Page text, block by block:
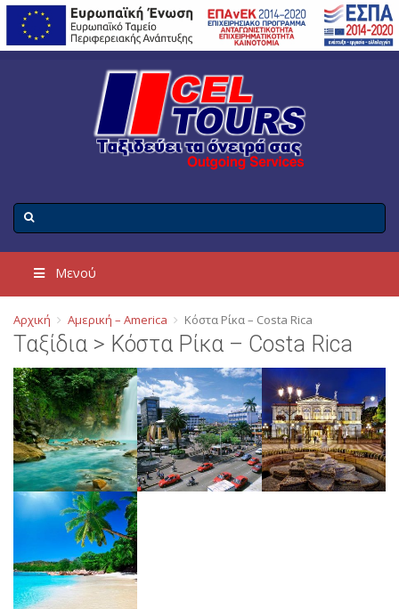
Μενού
Αρχική Αμερική – America Κόστα Ρίκα – Costa Rica
Ταξίδια > Κόστα Ρίκα – Costa Rica